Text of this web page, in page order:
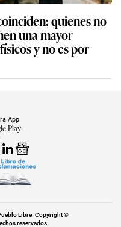
quienes no
una mayor
y no es por
App
Play
Libre. Copyright ©
reservados